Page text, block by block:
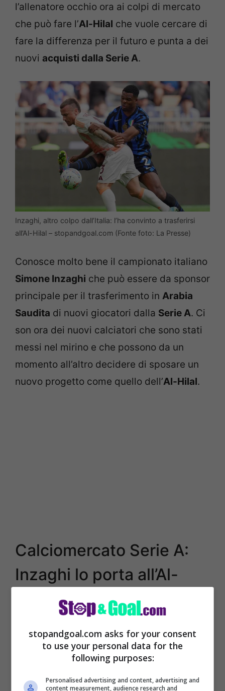
l’allenatore occhio ora ai colpi di mercato
che può fare l’Al-Hilal che vuole cercare di
fare la differenza per il futuro e punta a dei
nuovi acquisti dalla Serie A.
Inzaghi, altro colpo dall’Italia: l’ha convinto a trasferirsi
all’Al-Hilal – stopandgoal.com (Fonte foto: La Presse)
Conosce molto bene il campionato italiano
Simone Inzaghi che può essere da sponsor
principale per il trasferimento in Arabia
Saudita di nuovi giocatori dalla Serie A. Ci
son ora dei nuovi calciatori che sono stati
messi nel mirino e che possono da un
momento all’altro decidere di sposare un
nuovo progetto come quello dell’Al-Hilal.
Calciomercato Serie A:
Inzaghi lo porta all’Al-
Ci sarebbero delle novità molto
interessanti che sono venute fuori in questi
mesi perché adesso ci sono delle nuove
notizie che riguardano proprio la decisione
stopandgoal.com asks for your consent
to use your personal data for the
following purposes:
Personalised advertising and content, advertising and
content measurement, audience research and